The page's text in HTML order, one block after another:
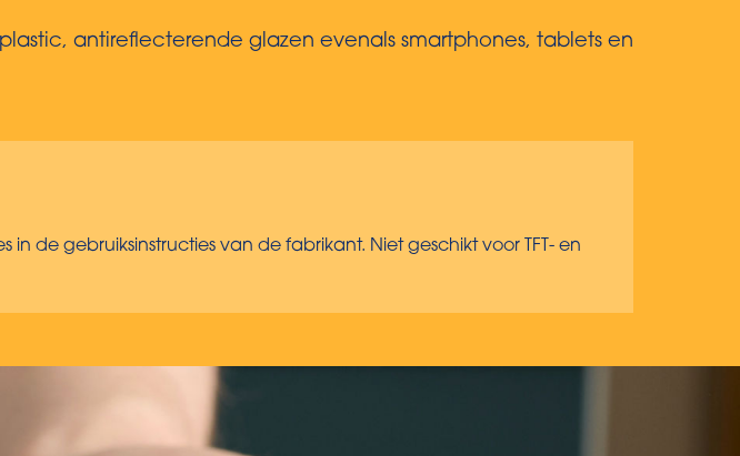
antireflecterende glazen evenals smartphones, tablets en
de gebruiksinstructies van de fabrikant. Niet geschikt voor TFT- en